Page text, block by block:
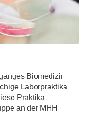
Biomedizin
Laborpraktika
Praktika
an der MHH